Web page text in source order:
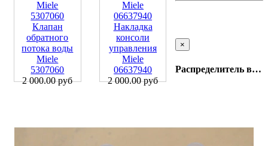
Клапан
обратного
потока воды
Miele
5307060
2 000.00 руб
Накладка
консоли
управления
Miele
06637940
2 000.00 руб
×
Распределитель воды Bosch 00632919